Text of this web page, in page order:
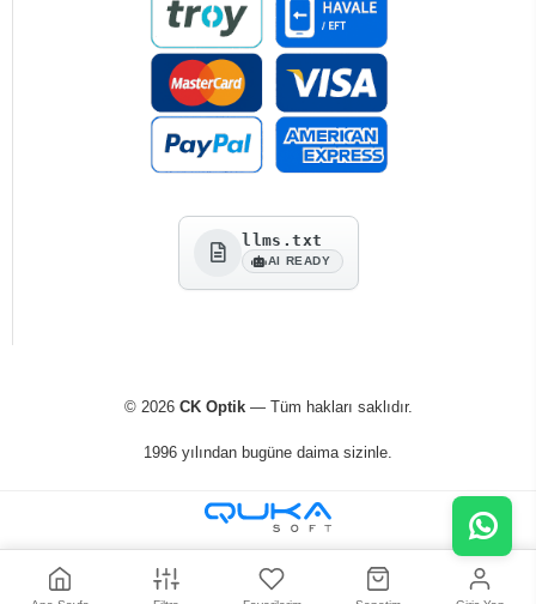
llms.txt
AI READY
© 2026 CK Optik— Tüm hakları saklıdır.
1996 yılından bugüne daima sizinle.